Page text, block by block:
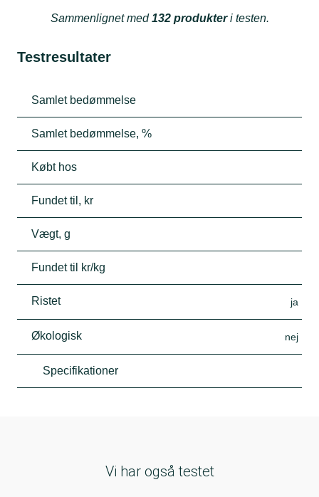
Sammenlignet med132 produkteri testen.
Testresultater
Samlet bedømmelse
Samlet bedømmelse, %
Købt hos
Fundet til, kr
Vægt, g
Fundet til kr/kg
Ristet ja
Økologisk nej
Specifikationer
Vi har også testet